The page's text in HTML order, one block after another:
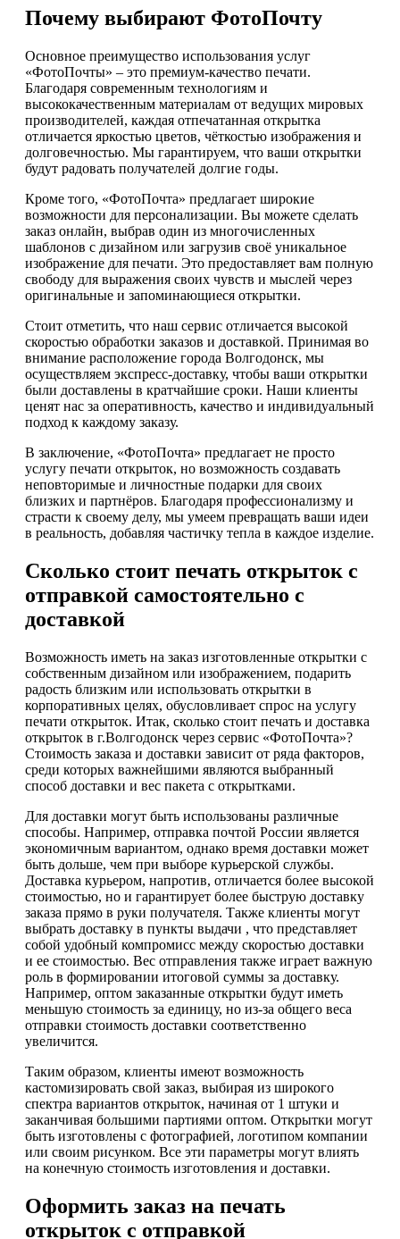
Почему выбирают ФотоПочту
Основное преимущество использования услуг
«ФотоПочты» – это премиум-качество печати.
Благодаря современным технологиям и
высококачественным материалам от ведущих мировых
производителей, каждая отпечатанная открытка
отличается яркостью цветов, чёткостью изображения и
долговечностью. Мы гарантируем, что ваши открытки
будут радовать получателей долгие годы.
Кроме того, «ФотоПочта» предлагает широкие
возможности для персонализации. Вы можете сделать
заказ онлайн, выбрав один из многочисленных
шаблонов с дизайном или загрузив своё уникальное
изображение для печати. Это предоставляет вам полную
свободу для выражения своих чувств и мыслей через
оригинальные и запоминающиеся открытки.
Стоит отметить, что наш сервис отличается высокой
скоростью обработки заказов и доставкой. Принимая во
внимание расположение города Волгодонск, мы
осуществляем экспресс-доставку, чтобы ваши открытки
были доставлены в кратчайшие сроки. Наши клиенты
ценят нас за оперативность, качество и индивидуальный
подход к каждому заказу.
В заключение, «ФотоПочта» предлагает не просто
услугу печати открыток, но возможность создавать
неповторимые и личностные подарки для своих
близких и партнёров. Благодаря профессионализму и
страсти к своему делу, мы умеем превращать ваши идеи
в реальность, добавляя частичку тепла в каждое изделие.
Сколько стоит печать открыток с
отправкой самостоятельно с
доставкой
Возможность иметь на заказ изготовленные открытки с
собственным дизайном или изображением, подарить
радость близким или использовать открытки в
корпоративных целях, обусловливает спрос на услугу
печати открыток. Итак, сколько стоит печать и доставка
открыток в г.Волгодонск через сервис «ФотоПочта»?
Стоимость заказа и доставки зависит от ряда факторов,
среди которых важнейшими являются выбранный
способ доставки и вес пакета с открытками.
Для доставки могут быть использованы различные
способы. Например, отправка почтой России является
экономичным вариантом, однако время доставки может
быть дольше, чем при выборе курьерской службы.
Доставка курьером, напротив, отличается более высокой
стоимостью, но и гарантирует более быструю доставку
заказа прямо в руки получателя. Также клиенты могут
выбрать доставку в пункты выдачи , что представляет
собой удобный компромисс между скоростью доставки
и ее стоимостью. Вес отправления также играет важную
роль в формировании итоговой суммы за доставку.
Например, оптом заказанные открытки будут иметь
меньшую стоимость за единицу, но из-за общего веса
отправки стоимость доставки соответственно
увеличится.
Таким образом, клиенты имеют возможность
кастомизировать свой заказ, выбирая из широкого
спектра вариантов открыток, начиная от 1 штуки и
заканчивая большими партиями оптом. Открытки могут
быть изготовлены с фотографией, логотипом компании
или своим рисунком. Все эти параметры могут влиять
на конечную стоимость изготовления и доставки.
Оформить заказ на печать
открыток с отправкой